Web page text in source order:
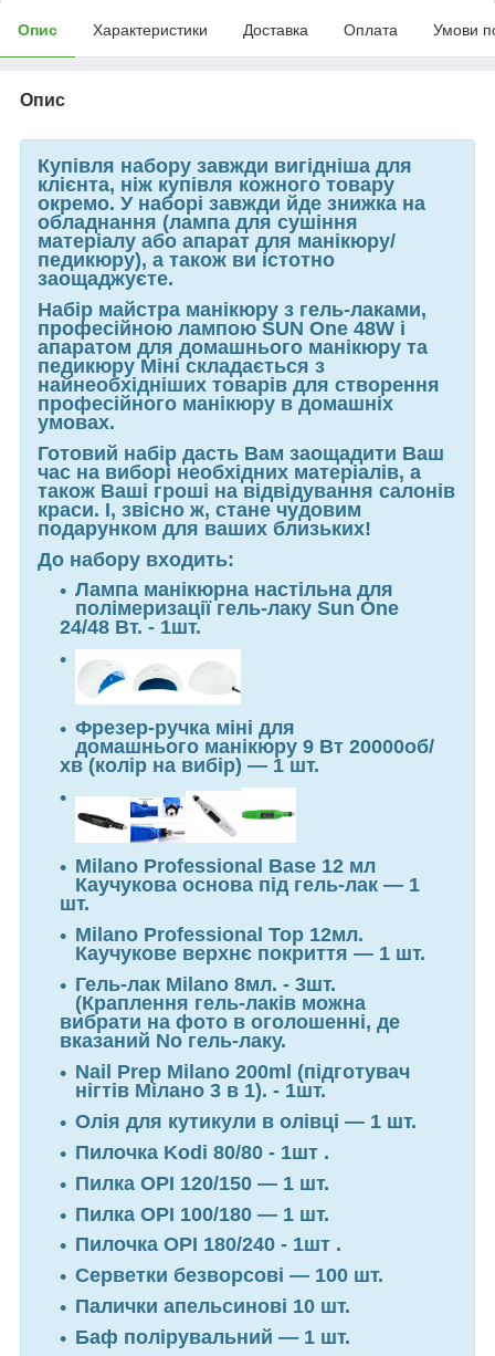
Опис Характеристики Доставка Оплата Умови
Опис
Купівля набору завжди вигідніша для
клієнта, ніж купівля кожного товару
окремо. У наборі завжди йде знижка на
обладнання (лампа для сушіння
матеріалу або апарат для манікюру/
педикюру), а також ви істотно
заощаджуєте.
Набір майстра манікюру з гель-лаками,
професійною лампою SUN One 48W і
апаратом для домашнього манікюру та
педикюру Міні складається з
найнеобхідніших товарів для створення
професійного манікюру в домашніх
умовах.
Готовий набір дасть Вам заощадити Ваш
час на виборі необхідних матеріалів, а
також Ваші гроші на відвідування салонів
краси. І, звісно ж, стане чудовим
подарунком для ваших близьких!
До набору входить:
Лампа манікюрна настільна для
полімеризації гель-лаку Sun One
24/48 Вт. - 1шт.
Фрезер-ручка міні для
домашнього манікюру 9 Вт 20000об/
хв (колір на вибір) — 1 шт.
Milano Professional Base 12 мл
Каучукова основа під гель-лак — 1
шт.
Milano Professional Top 12мл.
Каучукове верхнє покриття — 1 шт.
Гель-лак Milano 8мл. - 3шт.
(Краплення гель-лаків можна
вибрати на фото в оголошенні, де
вказаний No гель-лаку.
Nail Prep Milano 200ml (підготувач
нігтів Мілано 3 в 1). - 1шт.
Олія для кутикули в олівці — 1 шт.
Пилочка Kodi 80/80 - 1шт .
Пилка OPI 120/150 — 1 шт.
Пилка OPI 100/180 — 1 шт.
Пилочка OPI 180/240 - 1шт .
Серветки безворсові — 100 шт.
Палички апельсинові 10 шт.
Баф полірувальний — 1 шт.